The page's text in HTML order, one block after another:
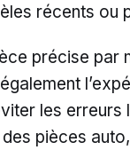
récents ou
précise par
les erreurs
pièces